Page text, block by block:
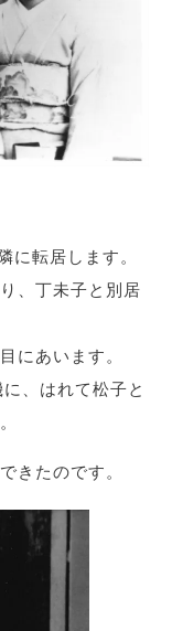
転居します。
、丁未子と別居
にあいます。
、はれて松子と
きたのです。